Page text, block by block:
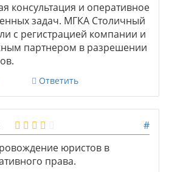
консультация и оперативное
задач. МГКА Столичный
с регистрацией компании и
партнером в разрешении
Ответить
#
юристов в
права.